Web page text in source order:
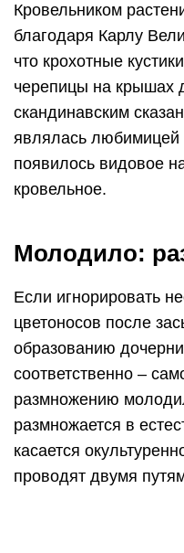
Кровельником
благодаря Карлу
что крохотные
черепицы на крышах
скандинавским
являлась любимицей
появилось видовое
кровельное.
Молодило:
Если игнорировать
цветоносов после
образованию
соответственно –
размножению
размножается в
касается
проводят двумя